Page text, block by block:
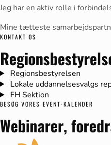
Jeg har en aktiv rolle i
Mine tætteste
KONTAKT OS
Regionsbestyrelsen
Lokale uddannelsesvalgs
FH Sektion
BESØG VORES EVENT-KALENDER
Webinarer,